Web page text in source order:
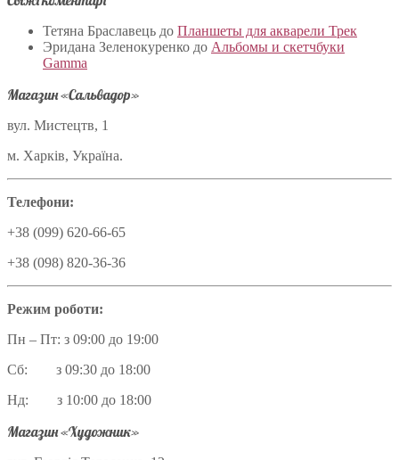
Тетяна Браславець до Планшеты для акварели Трек
Эридана Зеленокуренко до Альбомы и скетчбуки
Gamma
Магазин «Сальвадор»
вул. Мистецтв, 1
м. Харків, Україна.
Телефони:
+38 (099) 620-66-65
+38 (098) 820-36-36
Режим роботи:
Пн – Пт: з 09:00 до 19:00
Сб: з 09:30 до 18:00
Нд: з 10:00 до 18:00
Магазин «Художник»